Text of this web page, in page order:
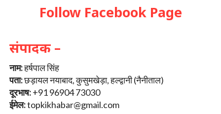
Follow Facebook Page
संपादक –
नाम:हर्षपाल सिंह
पता:छड़ायल नयाबाद, कुसुमखेड़ा, हल्द्वानी (नैनीताल)
दूरभाष:+91 96904 73030
ईमेल:topkikhabar@gmail.com